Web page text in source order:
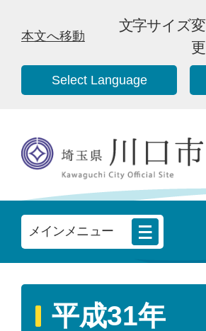
本文へ移動
文字サイズ変
更
Select Language
メインメニュー
平成31年